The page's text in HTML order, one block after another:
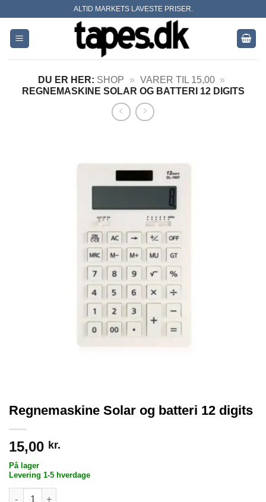
content
ALTID MARKETS LAVESTE PRISER.
DU ER HER: SHOP » VARER TIL 15,00 »
REGNEMASKINE SOLAR OG BATTERI 12 DIGITS
Regnemaskine Solar og batteri 12 digits
15,00 kr.
På lager
Levering 1-5 hverdage
Regnemaskine Solar og batteri 12 digits antal